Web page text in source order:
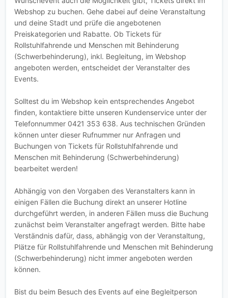
Webshop zu buchen. Gehe dabei auf deine Veranstaltung
und deine Stadt und prüfe die angebotenen
Preiskategorien und Rabatte. Ob Tickets für
Rollstuhlfahrende und Menschen mit Behinderung
(Schwerbehinderung), inkl. Begleitung, im Webshop
angeboten werden, entscheidet der Veranstalter des
Events.
Solltest du im Webshop kein entsprechendes Angebot
finden, kontaktiere bitte unseren Kundenservice unter der
Telefonnummer 0421 353 638. Aus technischen Gründen
können unter dieser Rufnummer nur Anfragen und
Buchungen von Tickets für Rollstuhlfahrende und
Menschen mit Behinderung (Schwerbehinderung)
bearbeitet werden!
Abhängig von den Vorgaben des Veranstalters kann in
einigen Fällen die Buchung direkt an unserer Hotline
durchgeführt werden, in anderen Fällen muss die Buchung
zunächst beim Veranstalter angefragt werden. Bitte habe
Verständnis dafür, dass, abhängig von der Veranstaltung,
Plätze für Rollstuhlfahrende und Menschen mit Behinderung
(Schwerbehinderung) nicht immer angeboten werden
können.
Bist du beim Besuch des Events auf eine Begleitperson